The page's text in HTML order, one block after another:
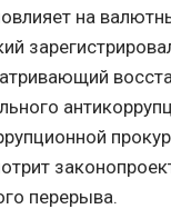
на
перерыва.